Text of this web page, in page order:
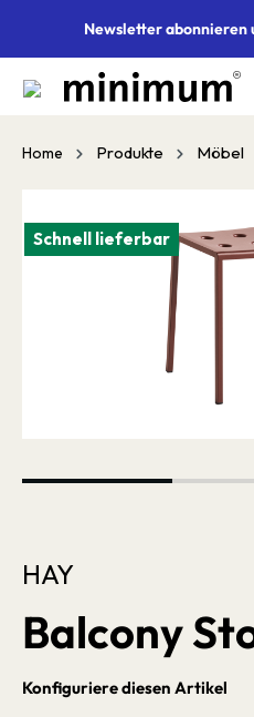
springenNewsletter abonnieren
Home Produkte Möbel
Schnell lieferbar
HAY
Balcony
Konfiguriere diesen Artikel